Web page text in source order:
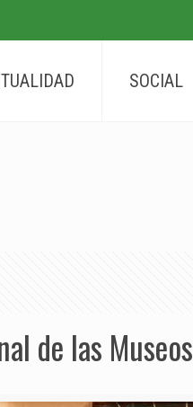
SOCIAL
de las Museos